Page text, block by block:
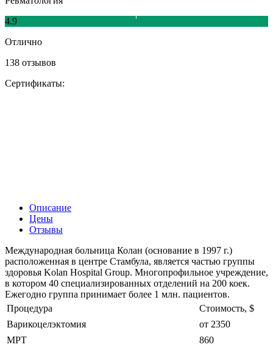
4.9
Отлично
138 отзывов
Сертификаты:
Описание
Цены
Отзывы
Международная больница Колан (основание в 1997 г.)
расположенная в центре Стамбула, является частью группы
здоровья Kolan Hospital Group. Многопрофильное учреждение,
в котором 40 специализированных отделений на 200 коек.
Ежегодно группа принимает более 1 млн. пациентов.
Процедура
Стоимость, $
Варикоцелэктомия
от 2350
МРТ
860